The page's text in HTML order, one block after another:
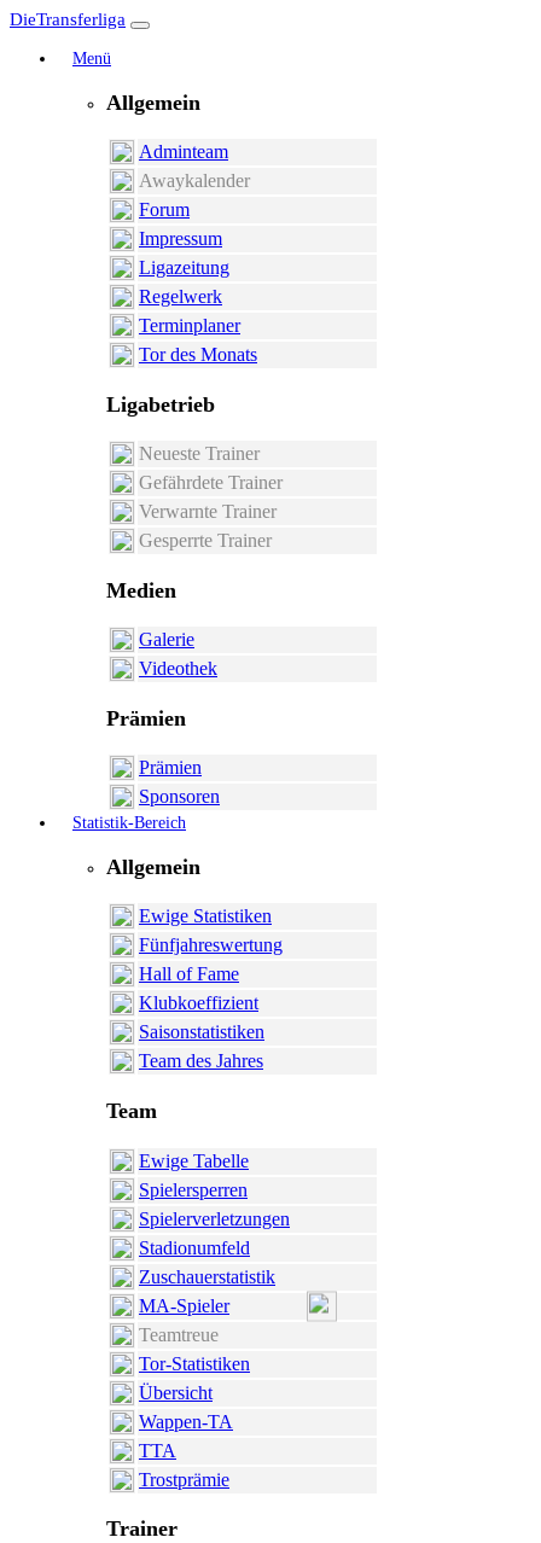
DieTransferliga
Menü
Allgemein
Adminteam
Awaykalender
Forum
Impressum
Ligazeitung
Regelwerk
Terminplaner
Tor des Monats
Ligabetrieb
Neueste Trainer
Gefährdete Trainer
Verwarnte Trainer
Gesperrte Trainer
Medien
Galerie
Videothek
Prämien
Prämien
Sponsoren
Statistik-Bereich
Allgemein
Ewige Statistiken
Fünfjahreswertung
Hall of Fame
Klubkoeffizient
Saisonstatistiken
Team des Jahres
Team
Ewige Tabelle
Spielersperren
Spielerverletzungen
Stadionumfeld
Zuschauerstatistik
MA-Spieler
Teamtreue
Tor-Statistiken
Übersicht
Wappen-TA
TTA
Trostprämie
Trainer